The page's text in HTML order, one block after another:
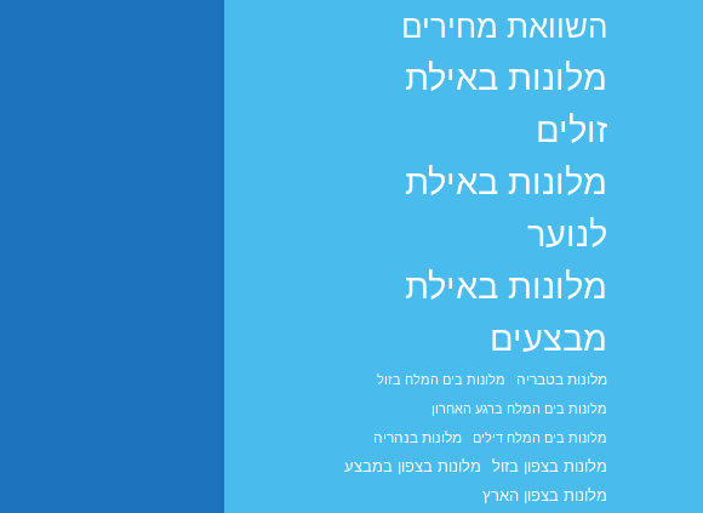
השוואת מחירים
מלונות באילת
זולים
מלונות באילת
לנוער
מלונות באילת
מבצעים
מלונות בטבריה
מלונות בים המלח בזול
מלונות בים המלח ברגע האחרון
מלונות בים המלח דילים
מלונות בנהריה
מלונות בצפון בזול
מלונות בצפון במבצע
מלונות בצפון הארץ